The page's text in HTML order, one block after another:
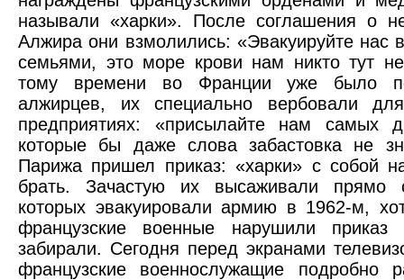
называли «харки». После соглашения о
Алжира они взмолились: «Эвакуируйте нас
семьями, это море крови нам никто тут
тому времени во Франции уже было
алжирцев, их специально вербовали
предприятиях: «присылайте нам самых
которые бы даже слова забастовка не
Парижа пришел приказ: «харки» с собой
брать. Зачастую их высаживали прямо
которых эвакуировали армию в 1962-м,
французские военные нарушили
забирали. Сегодня перед экранами
французские военнослужащие подробно